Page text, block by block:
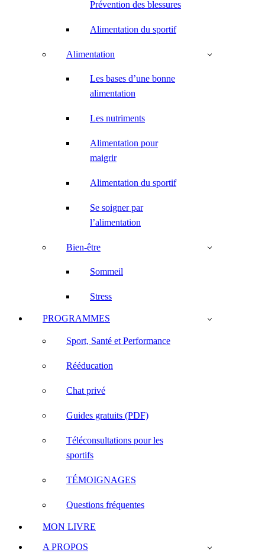
Prévention des blessures
Alimentation du sportif
Alimentation
Les bases d’une bonne
alimentation
Les nutriments
Alimentation pour
maigrir
Alimentation du sportif
Se soigner par
l’alimentation
Bien-être
Sommeil
Stress
PROGRAMMES
Sport, Santé et Performance
Rééducation
Chat privé
Guides gratuits (PDF)
Téléconsultations pour les
sportifs
TÉMOIGNAGES
Questions fréquentes
MON LIVRE
A PROPOS